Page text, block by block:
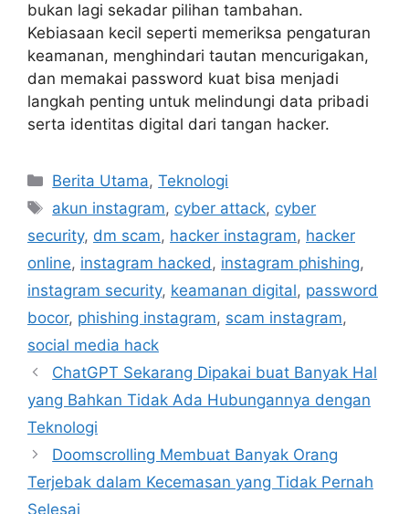
bukan lagi sekadar pilihan tambahan.
Kebiasaan kecil seperti memeriksa pengaturan
keamanan, menghindari tautan mencurigakan,
dan memakai password kuat bisa menjadi
langkah penting untuk melindungi data pribadi
serta identitas digital dari tangan hacker.
C
a
e
g
o
r
i
s
Berita Utama,Teknologi
T
a
s
akun instagram, cyber attack, cyber
security, dm scam, hacker instagram, hacker
online, instagram hacked, instagram phishing,
instagram security, keamanan digital, password
bocor, phishing instagram, scam instagram,
social media hack
ChatGPT Sekarang Dipakai buat Banyak Hal
yang Bahkan Tidak Ada Hubungannya dengan
Teknologi
Doomscrolling Membuat Banyak Orang
Terjebak dalam Kecemasan yang Tidak Pernah
Selesai